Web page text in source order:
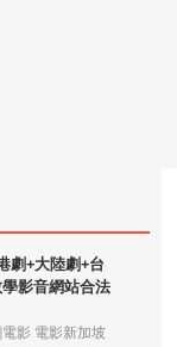
劇+大陸劇+台
影音網站合法
影 電影新加坡